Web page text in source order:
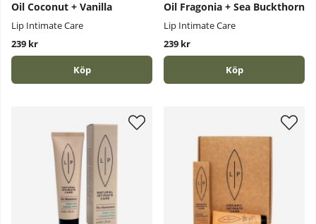
Oil Coconut + Vanilla
Lip Intimate Care
239 kr
Köp
Oil Fragonia + Sea Buckthorn
Lip Intimate Care
239 kr
Köp